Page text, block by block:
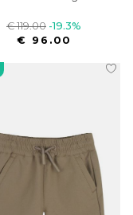
€ 119.00 -19.3%
€ 96.00